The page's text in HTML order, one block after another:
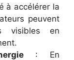
à accélérer la
peuvent
visibles en
: En